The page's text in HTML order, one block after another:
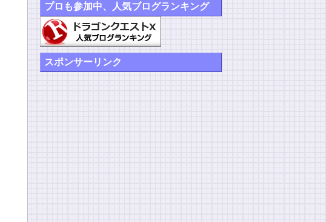
プロも参加中、人気ブログランキング
スポンサーリンク